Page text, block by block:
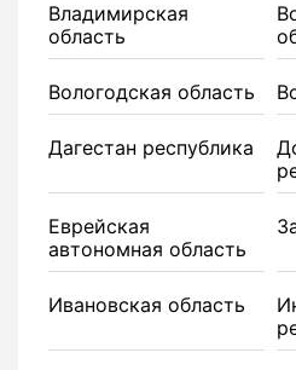
Владимирская
область
Вологодская область
Дагестан республика
Еврейская
автономная область
Ивановская область